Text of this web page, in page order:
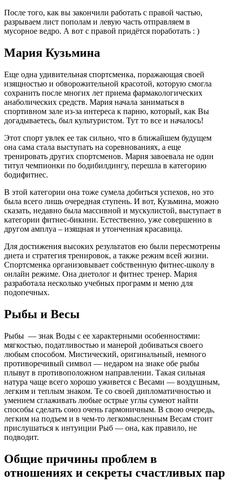
После того, как вы закончили работать с правой частью,
разрываем лист пополам и левую часть отправляем в
мусорное ведро. А вот с правой придётся поработать : )
Мария Кузьмина
Еще одна удивительная спортсменка, поражающая своей
изящностью и обворожительной красотой, которую смогла
сохранить после многих лет приема фармакологических
анаболических средств. Мария начала заниматься в
спортивном зале из-за интереса к парню, который, как Вы
догадываетесь, был культуристом. Тут то все и началось!
Этот спорт увлек ее так сильно, что в ближайшем будущем
она сама стала выступать на соревнованиях, а еще
тренировать других спортсменов. Мария завоевала не один
титул чемпионки по бодибилдингу, перешла в категорию
бодифитнес.
В этой категории она тоже сумела добиться успехов, но это
была всего лишь очередная ступень. И вот, Кузьмина, можно
сказать, недавно была массивной и мускулистой, выступает в
категории фитнес-бикини. Естественно, уже совершенно в
другом амплуа – изящная и утонченная красавица.
Для достижения высоких результатов ею были пересмотрены
диета и стратегия тренировок, а также режим всей жизни.
Спортсменка организовывает собственную фитнес-школу в
онлайн режиме. Она диетолог и фитнес тренер. Мария
разработала несколько учебных программ и меню для
подопечных.
Рыбы и Весы
Рыбы — знак Воды с ее характерными особенностями:
мягкостью, податливостью и манерой добиваться своего
любым способом. Мистический, оригинальный, немного
противоречивый символ — недаром на знаке обе рыбы
плывут в противоположном направлении. Такая сильная
натура чаще всего хорошо уживется с Весами — воздушным,
легким и теплым знаком. Те со своей дипломатичностью и
умением сглаживать любые острые углы сумеют найти
способы сделать союз очень гармоничным. В свою очередь,
легким на подъем и в чем-то легкомысленным Весам стоит
прислушаться к интуиции Рыб — она, как правило, не
подводит.
Общие причины проблем в
отношениях и секреты счастливых пар